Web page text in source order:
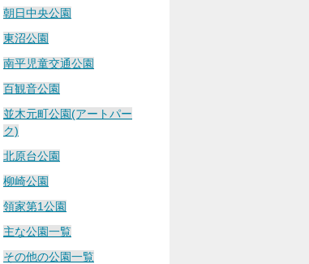
朝日中央公園
東沼公園
南平児童交通公園
百観音公園
並木元町公園(アートパー
ク)
北原台公園
柳崎公園
領家第1公園
主な公園一覧
その他の公園一覧